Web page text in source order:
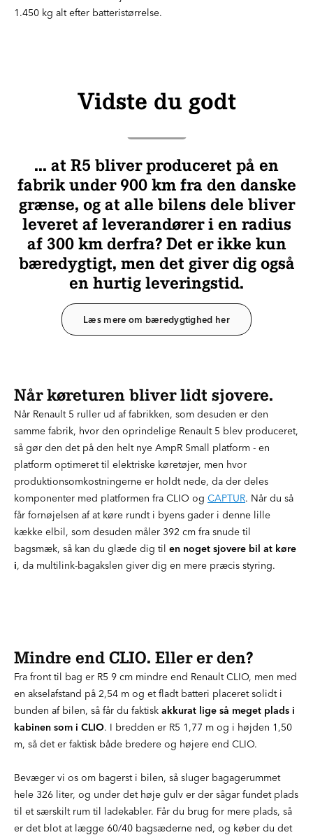
1.450 kg alt efter batteristørrelse.
Vidste du godt
... at R5 bliver produceret på en
fabrik under 900 km fra den danske
grænse, og at alle bilens dele bliver
leveret af leverandører i en radius
af 300 km derfra? Det er ikke kun
bæredygtigt, men det giver dig også
en hurtig leveringstid.
Læs mere om bæredygtighed her
Når køreturen bliver lidt sjovere.
Når Renault 5 ruller ud af fabrikken, som desuden er den
samme fabrik, hvor den oprindelige Renault 5 blev produceret,
så gør den det på den helt nye AmpR Small platform - en
platform optimeret til elektriske køretøjer, men hvor
produktionsomkostningerne er holdt nede, da der deles
komponenter med platformen fra CLIO og CAPTUR. Når du så
får fornøjelsen af at køre rundt i byens gader i denne lille
kække elbil, som desuden måler 392 cm fra snude til
bagsmæk, så kan du glæde dig til en noget sjovere bil at køre
i, da multilink-bagakslen giver dig en mere præcis styring.
Mindre end CLIO. Eller er den?
Fra front til bag er R5 9 cm mindre end Renault CLIO, men med
en akselafstand på 2,54 m og et fladt batteri placeret solidt i
bunden af bilen, så får du faktisk akkurat lige så meget plads i
kabinen som i CLIO. I bredden er R5 1,77 m og i højden 1,50
m, så det er faktisk både bredere og højere end CLIO.
Bevæger vi os om bagerst i bilen, så sluger bagagerummet
hele 326 liter, og under det høje gulv er der sågar fundet plads
til et særskilt rum til ladekabler. Får du brug for mere plads, så
er det blot at lægge 60/40 bagsæderne ned, og køber du det